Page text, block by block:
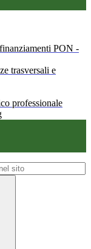
PON -
trasversali e
professionale